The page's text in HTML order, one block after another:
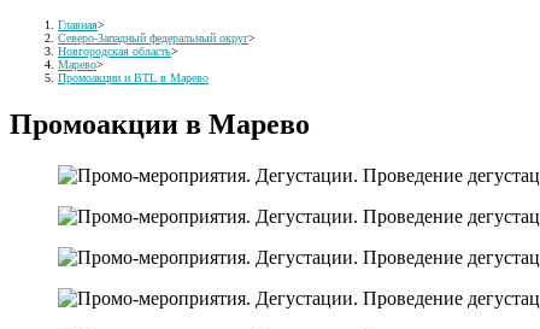
Главная>
Северо-Западный федеральный округ>
Новгородская область>
Марево>
Промоакции и BTL в Марево
Промоакции в Марево